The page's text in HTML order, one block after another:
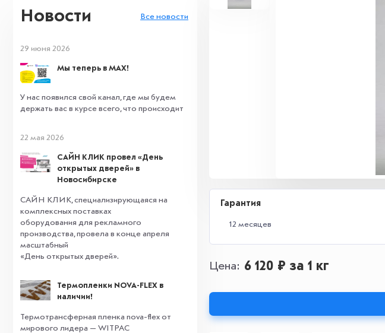
Новости Все новости
29 июня 2026
Мы теперь в MAX!
У нас появился свой канал, где мы будем
держать вас в курсе всего, что происходит
22 мая 2026
САЙН КЛИК провел «День
открытых дверей» в
Новосибирске
САЙН КЛИК, специализирующаяся на
комплексных поставках
оборудования для рекламного
производства, провела в конце апреля
масштабный
«День открытых дверей».
Термопленки NOVA-FLEX в
наличии!
Термотрансферная пленка nova-flex от
мирового лидера — WITPAC
Гарантия
12 месяцев
Цена 6 120 ₽ за 1 кг